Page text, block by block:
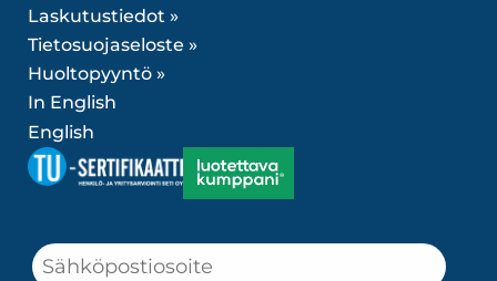
Laskutustiedot »
Tietosuojaseloste »
Huoltopyyntö »
In English
English